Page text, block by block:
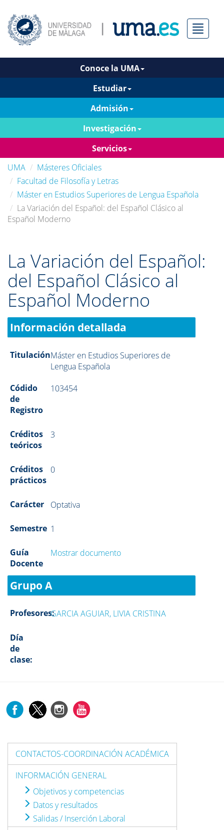
Menú
Conoce la UMA
Estudiar
Admisión
Investigación
Servicios
UMA
Másteres Oficiales
Facultad de Filosofía y Letras
Máster en Estudios Superiores de Lengua Española
La Variación del Español: del Español Clásico al
Español Moderno
La Variación del Español:
del Español Clásico al
Español Moderno
Información detallada
TitulaciónMáster en Estudios Superiores de
Lengua Española
Códido
de
Registro
103454
Créditos
teóricos
3
Créditos
prácticos
0
Carácter Optativa
Semestre 1
Guía
Docente
Mostrar documento
Grupo A
Profesores:GARCIA AGUIAR, LIVIA CRISTINA
Día
de
clase:
CONTACTOS-COORDINACIÓN ACADÉMICA
INFORMACIÓN GENERAL
Objetivos y competencias
Datos y resultados
Salidas / Inserción Laboral